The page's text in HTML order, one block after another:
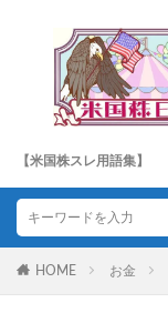
【米国株スレ用語集】
HOME お金